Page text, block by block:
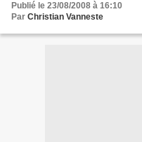
Publié le 23/08/2008 à 16:10
Par Christian Vanneste